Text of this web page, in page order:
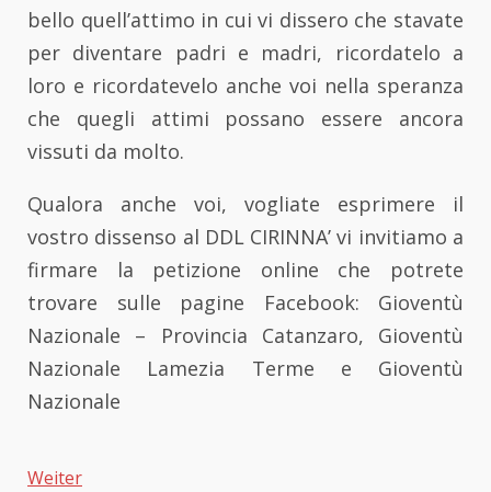
bello quell’attimo in cui vi dissero che stavate
per diventare padri e madri, ricordatelo a
loro e ricordatevelo anche voi nella speranza
che quegli attimi possano essere ancora
vissuti da molto.
Qualora anche voi, vogliate esprimere il
vostro dissenso al DDL CIRINNA’ vi invitiamo a
firmare la petizione online che potrete
trovare sulle pagine Facebook: Gioventù
Nazionale – Provincia Catanzaro, Gioventù
Nazionale Lamezia Terme e Gioventù
Nazionale
Weiter